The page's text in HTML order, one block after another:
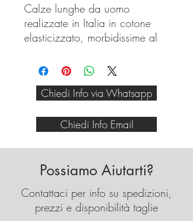
Calze lunghe da uomo
realizzate in Italia in cotone
elasticizzato, morbidissime al
perfettamente ad ogni tipo di
look. L'iconica fantasia a righe
multicolor sui toni del bordò
immediatamente riconoscibili. Il
punta a contrasto.
Chiedi Info via Whatsapp
Chiedi Info Email
Possiamo Aiutarti?
Contattaci per info su spedizioni,
prezzi e disponibilità taglie